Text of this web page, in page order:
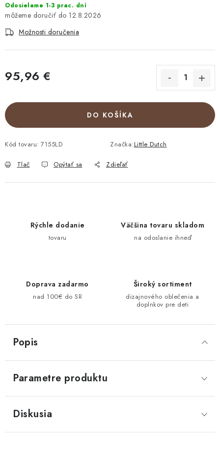
Odosielame 1-3 prac. dní
12.8.2026
Možnosti doručenia
95,96 €
DO KOŠÍKA
Kód tovaru: 7155LD Značka:Little Dutch
Tlač Opýtať sa Zdieľať
Rýchle dodanie
tovaru
Väčšina tovaru skladom
na odoslanie ihneď
Doprava zadarmo
nad 100€ do SR
Široký sortiment
dizajnového oblečenia a
doplnkov pre deti
Popis
Parametre produktu
Diskusia